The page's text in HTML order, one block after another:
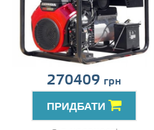
270409 грн
ПРИДБАТИ